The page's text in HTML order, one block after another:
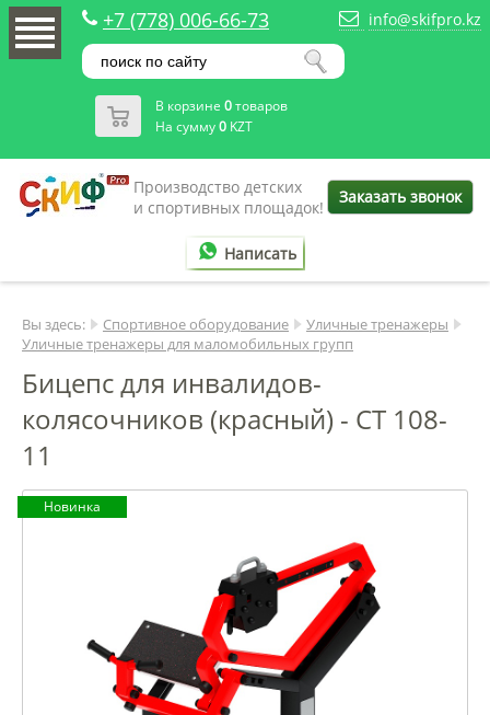
+7 (778) 006-66-73 info@skifpro.kz
В корзине 0товаров
На сумму0 KZT
Производство детских
и спортивных площадок!
Заказать звонок
Написать
Вы здесь: Спортивное оборудование
Уличные тренажеры
Уличные тренажеры для маломобильных групп
Бицепс для инвалидов-
колясочников (красный) - СТ 108-
11
Новинка